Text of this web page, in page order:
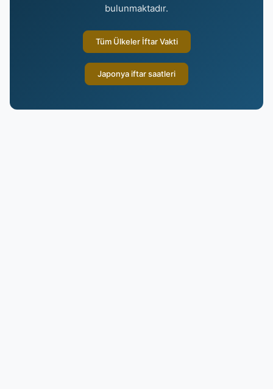
bulunmaktadır.
Tüm Ülkeler İftar Vakti
Japonya iftar saatleri